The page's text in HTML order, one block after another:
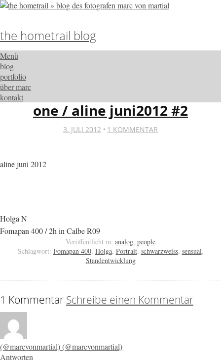
the hometrail blog
Menü
blog
portfolio
über marc
kontakt
one / aline juni2012 #2
3. JULI 2012 · 1 KOMMENTAR
aline juni 2012
Holga N
Fomapan 400 / 2h in Calbe R09
Veröffentlicht in: analog, people
Schlagwort: Fomapan 400, Holga, Portrait, schwarzweiss, sensual,
Standentwicklung
1 Kommentar Schreibe einen Kommentar
(@marcvonmartial) (@marcvonmartial)
Antworten